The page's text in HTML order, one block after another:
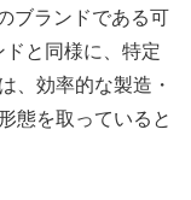
ブランドである可
と同様に、特定
、効率的な製造・
態を取っていると